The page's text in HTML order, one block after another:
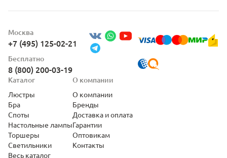
Москва
+7 (495) 125-02-21
Бесплатно
8 (800) 200-03-19
Каталог
Люстры
Бра
Споты
Настольные лампы
Торшеры
Светильники
Весь каталог
О компании
О компании
Бренды
Доставка и оплата
Гарантии
Оптовикам
Контакты